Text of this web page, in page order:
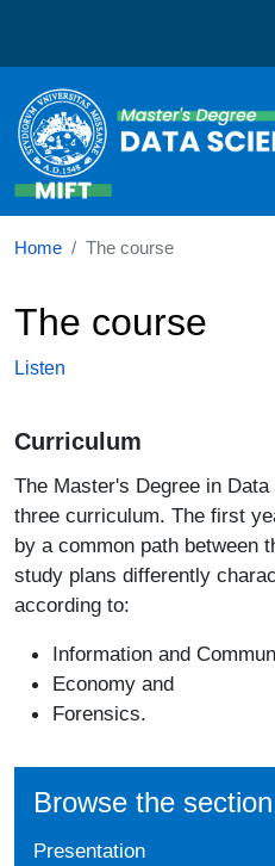
Home The course
The course
Listen
Curriculum
The Master's Degree in
three curriculum. The first
by a common path between
study plans differently
according to:
Information and
Economy and
Forensics.
Browse the section
Presentation